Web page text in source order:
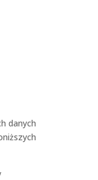
danych